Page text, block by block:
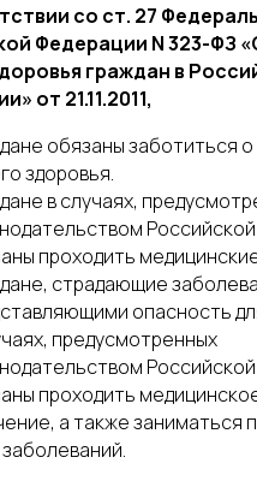
со ст. 27
Федерации N 323-ФЗ
граждан в
от 21.11.2011,
обязаны заботиться
здоровья.
в случаях,
проходить
страдающие
опасность
предусмотренных
проходить
а также заниматься